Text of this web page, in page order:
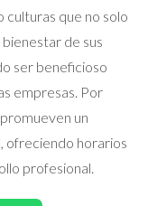
culturas que no solo
de sus
ser beneficioso
empresas. Por
un
ofreciendo horarios
profesional.